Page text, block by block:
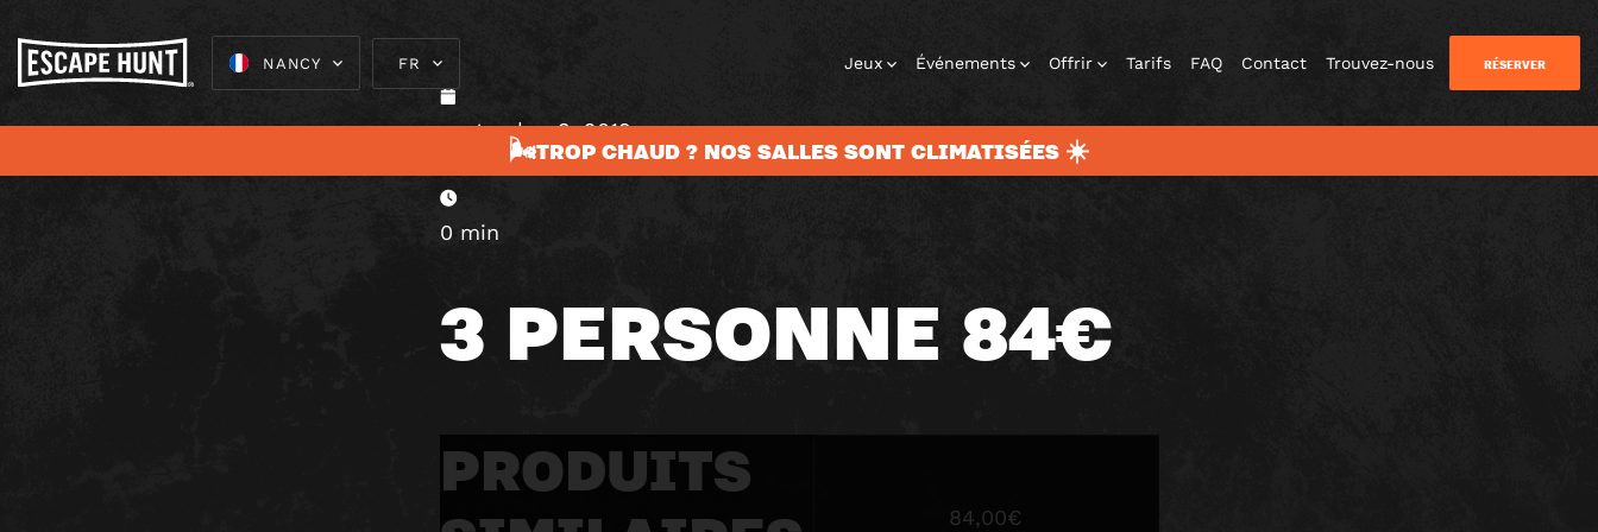
NANCY FR Jeux Événements Offrir Tarifs FAQ Contact Trouvez-nous RÉSERVER
🌬️TROP CHAUD ? NOS SALLES SONT CLIMATISÉES ☀️
septembre 3, 2019
0 min
3 PERSONNE 84€
84,00€
PRODUITS